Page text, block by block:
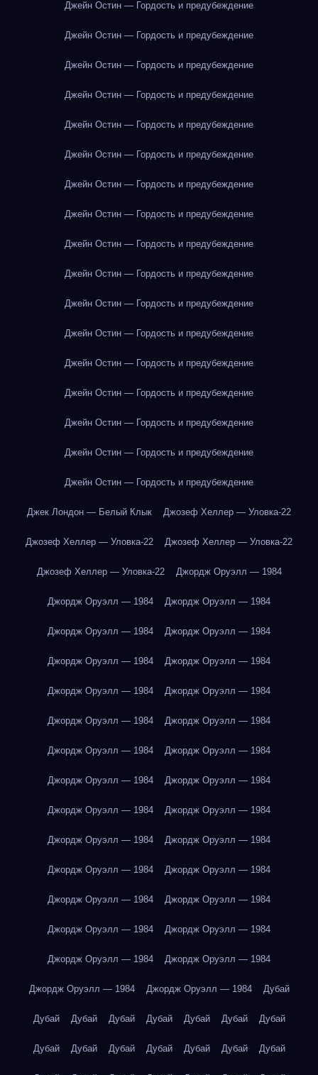
Джейн Остин — Гордость и предубеждение
Джейн Остин — Гордость и предубеждение
Джейн Остин — Гордость и предубеждение
Джейн Остин — Гордость и предубеждение
Джейн Остин — Гордость и предубеждение
Джейн Остин — Гордость и предубеждение
Джейн Остин — Гордость и предубеждение
Джейн Остин — Гордость и предубеждение
Джейн Остин — Гордость и предубеждение
Джейн Остин — Гордость и предубеждение
Джейн Остин — Гордость и предубеждение
Джейн Остин — Гордость и предубеждение
Джейн Остин — Гордость и предубеждение
Джейн Остин — Гордость и предубеждение
Джейн Остин — Гордость и предубеждение
Джейн Остин — Гордость и предубеждение
Джейн Остин — Гордость и предубеждение
Джек Лондон — Белый Клык Джозеф Хеллер — Уловка-22
Джозеф Хеллер — Уловка-22 Джозеф Хеллер — Уловка-22
Джозеф Хеллер — Уловка-22 Джордж Оруэлл — 1984
Джордж Оруэлл — 1984 Джордж Оруэлл — 1984
Джордж Оруэлл — 1984 Джордж Оруэлл — 1984
Джордж Оруэлл — 1984 Джордж Оруэлл — 1984
Джордж Оруэлл — 1984 Джордж Оруэлл — 1984
Джордж Оруэлл — 1984 Джордж Оруэлл — 1984
Джордж Оруэлл — 1984 Джордж Оруэлл — 1984
Джордж Оруэлл — 1984 Джордж Оруэлл — 1984
Джордж Оруэлл — 1984 Джордж Оруэлл — 1984
Джордж Оруэлл — 1984 Джордж Оруэлл — 1984
Джордж Оруэлл — 1984 Джордж Оруэлл — 1984
Джордж Оруэлл — 1984 Джордж Оруэлл — 1984
Джордж Оруэлл — 1984 Джордж Оруэлл — 1984
Джордж Оруэлл — 1984 Джордж Оруэлл — 1984
Джордж Оруэлл — 1984 Джордж Оруэлл — 1984 Дубай
Дубай Дубай Дубай Дубай Дубай Дубай Дубай
Дубай Дубай Дубай Дубай Дубай Дубай Дубай